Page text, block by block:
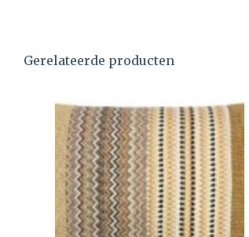
Gerelateerde producten